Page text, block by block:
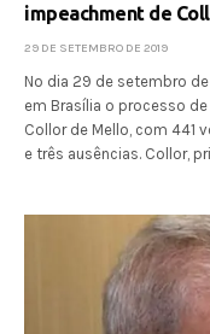
impeachment de
29 DE SETEMBRO DE 2019
No dia 29 de setembro
em Brasília o processo
Collor de Mello, com 441
e três ausências. Collor,